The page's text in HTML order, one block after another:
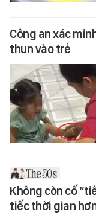
Công an xác
thun vào trẻ
Không còn cố
tiếc thời gian